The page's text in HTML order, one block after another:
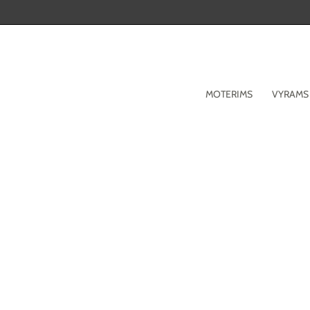
MOTERIMS VYRAMS